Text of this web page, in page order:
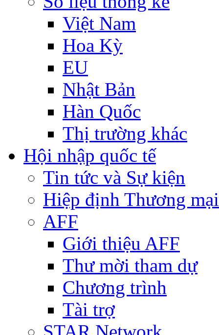
Việt Nam
Hoa Kỳ
EU
Nhật Bản
Hàn Quốc
Thị trường khác
Hội nhập quốc tế
Tin tức và Sự kiện
Hiệp định Thương
AFF
Giới thiệu AFF
Thư mời tham dự
Chương trình
Tài trợ